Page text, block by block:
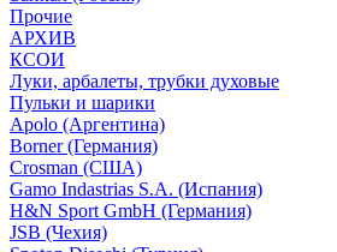
Прочие
АРХИВ
КСОИ
Луки, арбалеты, трубки духовые
Пульки и шарики
Apolo (Аргентина)
Borner (Германия)
Crosman (США)
Gamo Indastrias S.A. (Испания)
H&N Sport GmbH (Германия)
JSB (Чехия)